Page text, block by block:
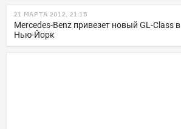
21 МАРТА 2012, 21:15
Mercedes-Benz привезет новый GL-Class в
Нью-Йорк